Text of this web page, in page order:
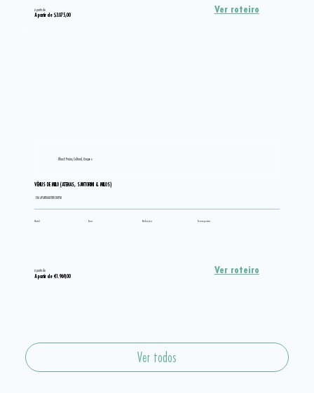
Ver roteiro
A partir de $3.075,00
A partir de
Ilhas E Praias, Cultural, Grupos
Ver roteiro
A partir de €1.969,00
A partir de
VÊNUS DE MILO (ATENAS, SANTORINI & MILOS)
EM APARTAMENTO DUPLO
Hotel Tour Refeição Transportes
Ver todos